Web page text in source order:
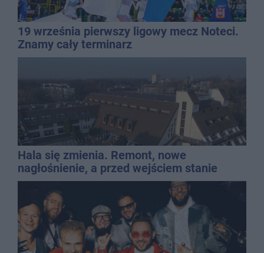
19 września pierwszy ligowy mecz Noteci.
Znamy cały terminarz
Hala się zmienia. Remont, nowe
nagłośnienie, a przed wejściem stanie
QEMETICA ARENA